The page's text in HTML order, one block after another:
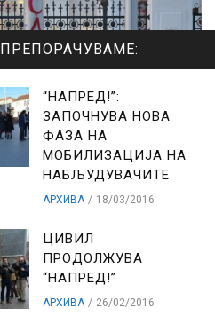
ПРЕПОРАЧУВАМЕ:
“НАПРЕД!”:
ЗАПОЧНУВА НОВА
ФАЗА НА
МОБИЛИЗАЦИЈА НА
НАБЉУДУВАЧИТЕ
АРХИВА 18/03/2016
ЦИВИЛ
ПРОДОЛЖУВА
“НАПРЕД!”
АРХИВА 26/02/2016